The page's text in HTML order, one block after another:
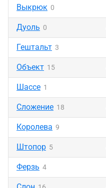
Выкрюк 0
Дуоль 0
Гештальт 3
Объект 15
Шассе 1
Сложение 18
Королева 9
Штопор 5
Ферзь 4